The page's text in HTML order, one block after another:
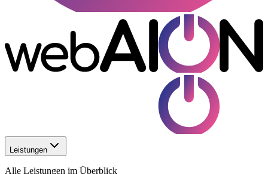
Leistungen
Alle Leistungen im Überblick